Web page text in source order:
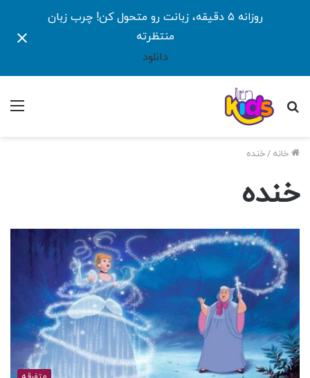
روزانه ۵ دقیقه، زبانت رو متحول کن! چرب زبان
منتظرته
دانلود
جستجو
خانه /خنده
خنده